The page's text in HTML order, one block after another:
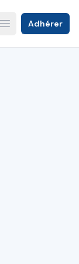
Open main menu
Adhérer